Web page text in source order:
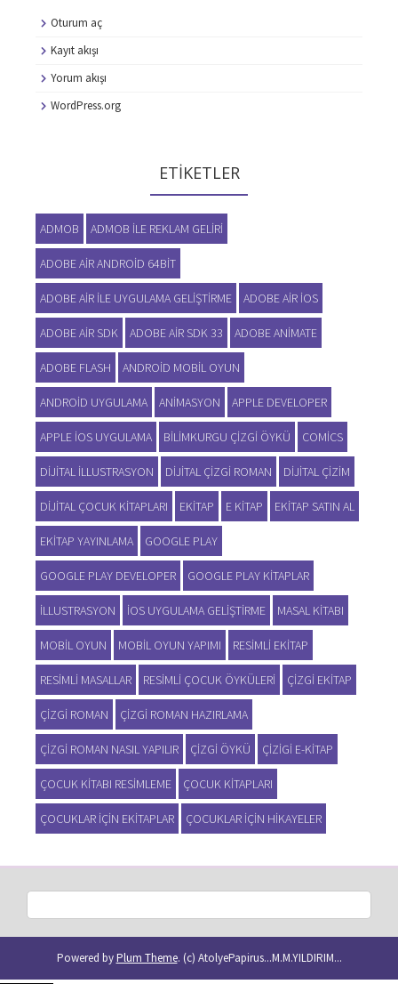
Oturum aç
Kayıt akışı
Yorum akışı
WordPress.org
ETIKETLER
ADMOB ADMOB ILE REKLAM GELIRI
ADOBE AIR ANDROID 64BIT
ADOBE AIR ILE UYGULAMA GELIŞTIRME ADOBE AIR IOS
ADOBE AIR SDK ADOBE AIR SDK 33 ADOBE ANIMATE
ADOBE FLASH ANDROID MOBIL OYUN
ANDROID UYGULAMA ANIMASYON APPLE DEVELOPER
APPLE IOS UYGULAMA BILIMKURGU ÇIZGI ÖYKÜ COMICS
DIJITAL ILLUSTRASYON DIJITAL ÇIZGI ROMAN DIJITAL ÇIZIM
DIJITAL ÇOCUK KITAPLARI EKITAP E KITAP EKITAP SATIN AL
EKITAP YAYINLAMA GOOGLE PLAY
GOOGLE PLAY DEVELOPER GOOGLE PLAY KITAPLAR
ILLUSTRASYON IOS UYGULAMA GELIŞTIRME MASAL KITABI
MOBIL OYUN MOBIL OYUN YAPIMI RESIMLI EKITAP
RESIMLI MASALLAR RESIMLI ÇOCUK ÖYKÜLERI ÇIZGI EKITAP
ÇIZGI ROMAN ÇIZGI ROMAN HAZIRLAMA
ÇIZGI ROMAN NASIL YAPILIR ÇIZGI ÖYKÜ ÇIZIGI E-KITAP
ÇOCUK KITABI RESIMLEME ÇOCUK KITAPLARI
ÇOCUKLAR IÇIN EKITAPLAR ÇOCUKLAR IÇIN HIKAYELER
Powered byPlum Theme. (c) AtolyePapirus...M.M.YILDIRIM...